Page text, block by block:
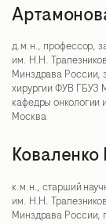
д.м.н., профессор,
им. Н.Н.
Минздрава России,
хирургии ФУВ
кафедры
Москва
к.м.н., старший
им. Н.Н.
Минздрава России,